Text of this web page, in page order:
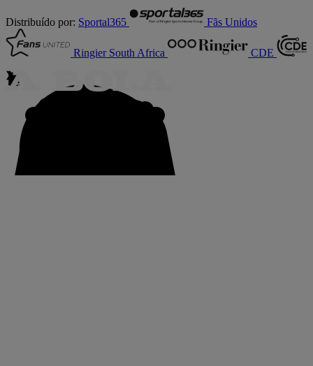
Distribuído por: Sportal365 Fãs Unidos
Ringier South Africa CDE